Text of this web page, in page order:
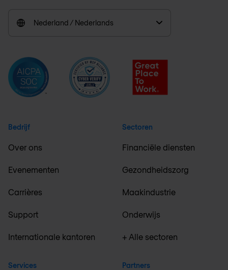
Nederland / Nederlands
Bedrijf
Over ons
Evenementen
Carrières
Support
Internationale kantoren
Services
Sectoren
Financiële diensten
Gezondheidszorg
Maakindustrie
Onderwijs
+ Alle sectoren
Partners